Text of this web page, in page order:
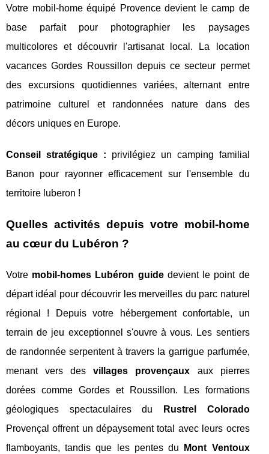
Votre mobil-home équipé Provence devient le camp de
base parfait pour photographier les paysages
multicolores et découvrir l'artisanat local. La location
vacances Gordes Roussillon depuis ce secteur permet
des excursions quotidiennes variées, alternant entre
patrimoine culturel et randonnées nature dans des
décors uniques en Europe.
Conseil stratégique : privilégiez un camping familial
Banon pour rayonner efficacement sur l'ensemble du
territoire luberon !
Quelles activités depuis votre mobil-home
au cœur du Lubéron ?
Votre mobil-homes Lubéron guidedevient le point de
départ idéal pour découvrir les merveilles du parc naturel
régional ! Depuis votre hébergement confortable, un
terrain de jeu exceptionnel s'ouvre à vous. Les sentiers
de randonnée serpentent à travers la garrigue parfumée,
menant vers desvillages provençaux aux pierres
dorées comme Gordes et Roussillon. Les formations
géologiques spectaculaires du
Rustrel Colorado
Provençal offrent un dépaysement total avec leurs ocres
flamboyants, tandis que les pentes du
Mont Ventoux